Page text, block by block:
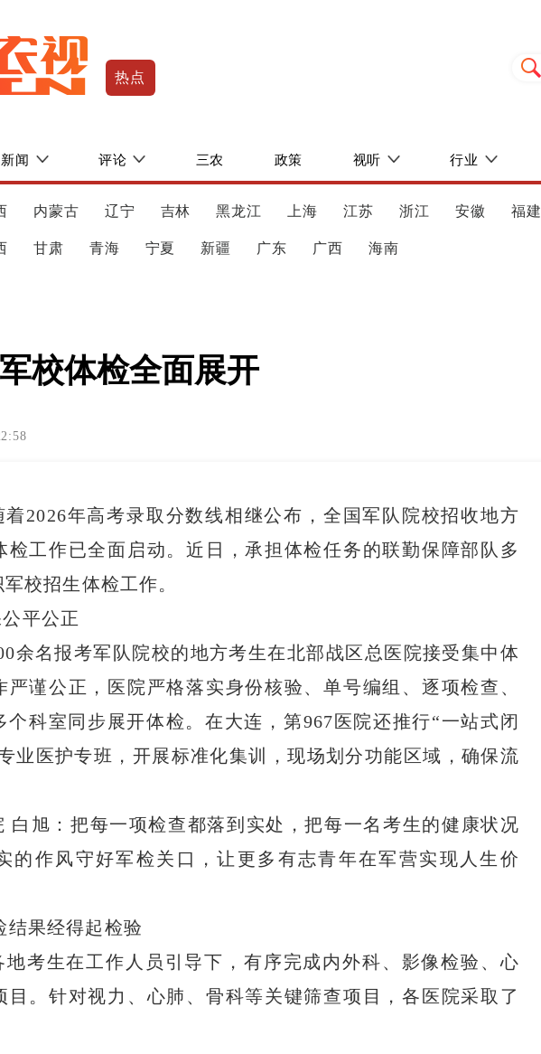
热点
新闻 评论 三农 政策 视听 行业
内蒙古 辽宁 吉林 黑龙江 上海 江苏 浙江 安徽 福建
甘肃 青海 宁夏 新疆 广东 广西 海南
校体检全面展开
2026年高考录取分数线相继公布，全国军队院校招收地方
检工作已全面启动。近日，承担体检任务的联勤保障部队多
校招生体检工作。
平公正
余名报考军队院校的地方考生在北部战区总医院接受集中体
谨公正，医院严格落实身份核验、单号编组、逐项检查、
个科室同步展开体检。在大连，第967医院还推行“一站式闭
业医护专班，开展标准化集训，现场划分功能区域，确保流
白旭：把每一项检查都落到实处，把每一名考生的健康状况
的作风守好军检关口，让更多有志青年在军营实现人生价
结果经得起检验
地考生在工作人员引导下，有序完成内外科、影像检验、心
目。针对视力、心肺、骨科等关键筛查项目，各医院采取了